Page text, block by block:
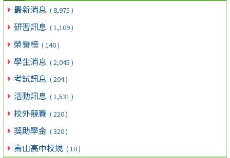
最新消息 ( 8,975 )
研習訊息 ( 1,109 )
榮譽榜 ( 140 )
學生消息 ( 2,045 )
考試訊息 ( 204 )
活動訊息 ( 1,531 )
校外競賽 ( 220 )
獎助學金 ( 320 )
壽山高中校規 ( 10 )